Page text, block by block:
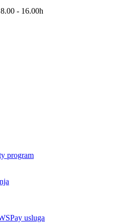
- 16.00h
program
usluga